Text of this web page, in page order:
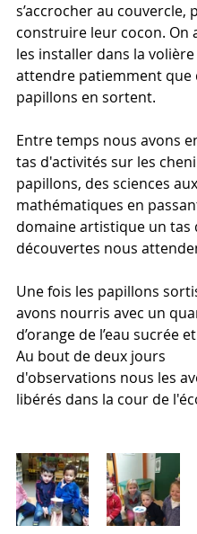
s’accrocher au couvercle,
construire leur cocon. On
les installer dans la
attendre patiemment que
papillons en sortent.
Entre temps nous avons
tas d'activités sur les
papillons, des sciences aux
mathématiques en
domaine artistique un tas
découvertes nous
Une fois les papillons
avons nourris avec un
d’orange de l’eau sucrée
Au bout de deux jours
d'observations nous les
libérés dans la cour de